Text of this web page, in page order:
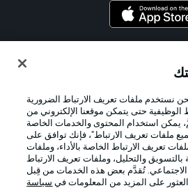
نستخدم ملفات تعريف الارتباط الضرورية
الوظيفية حتى يتمكن موقعنا الإلكتروني من
يمكن استخدام المحتوى والخدمات الخاصة
ملفات تعريف الارتباط"، فإنك توافق على
تعريف الارتباط الخاصة بالأداء، وملفات
بالتسويق والتحليل، وملفات تعريف الارتباط
الاجتماعي. تُقدَّم بعض هذه الخدمات من قِبل
على المزيد من المعلومات في سياسة